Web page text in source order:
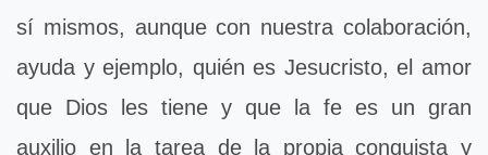
sí mismos, aunque con nuestra colaboración,
ayuda y ejemplo, quién es Jesucristo, el amor
que Dios les tiene y que la fe es un gran
auxilio en la tarea de la propia conquista y